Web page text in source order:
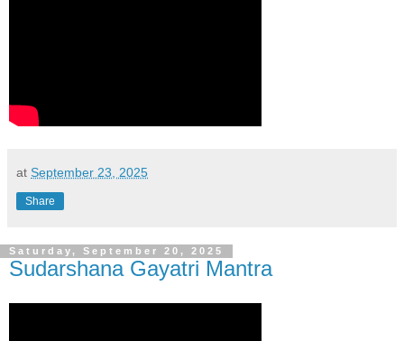
at September 23, 2025
Share
Saturday, September 20, 2025
Sudarshana Gayatri Mantra